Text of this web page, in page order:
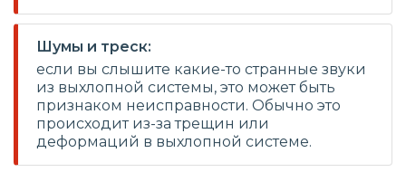
Шумы и треск:
если вы слышите какие-то странные звуки
из выхлопной системы, это может быть
признаком неисправности. Обычно это
происходит из-за трещин или
деформаций в выхлопной системе.